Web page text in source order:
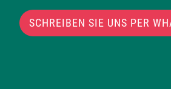
SCHREIBEN SIE UNS PER